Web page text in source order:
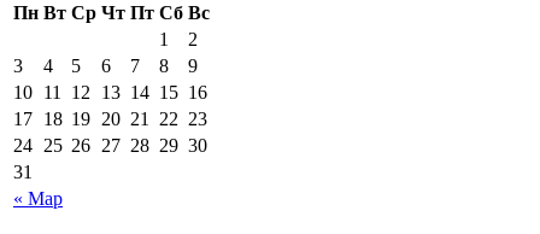
Пн Вт Ср Чт Пт Сб Вс
« Мар
1
2
3
4 5 6 7 8
9
10 11 12 13 14 15 16
17 18 19 20 21 22 23
24 25 26 27 28 29 30
31